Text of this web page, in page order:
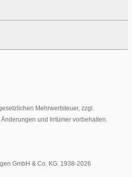
Mehrwertsteuer, zzgl.
und Irrtümer vorbehalten.
GmbH & Co. KG. 1938-2026